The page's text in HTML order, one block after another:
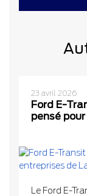
23 avril 2026
Ford E-
pensé
Le Ford E-